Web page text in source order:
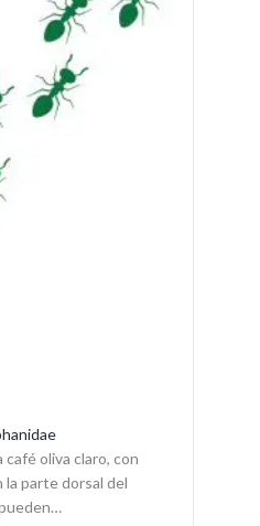
oliva claro, con
la parte dorsal del